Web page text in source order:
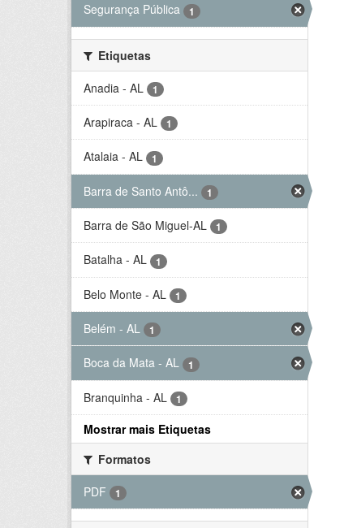
Segurança Pública 1
Etiquetas
Anadia - AL
1
Arapiraca - AL 1
Atalaia - AL 1
Barra de Santo Antô... 1
Barra de São Miguel-AL 1
Batalha - AL 1
Belo Monte - AL 1
Belém - AL 1
Boca da Mata - AL 1
Branquinha - AL 1
Mostrar mais Etiquetas
Formatos
PDF
1